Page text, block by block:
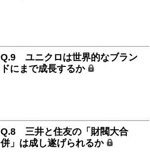
Q.9 ユニクロは世界的なブラン
ドにまで成長するか
Q.8 三井と住友の「財閥大合
併」は成し遂げられるか